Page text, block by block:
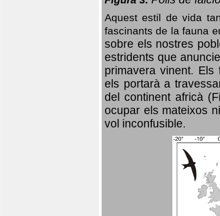
Aquest estil de vida
fascinants de la fauna
sobre els nostres
estridents que
primavera vinent. Els
els portarà a
del continent africà
ocupar els mateixos
vol inconfusible.